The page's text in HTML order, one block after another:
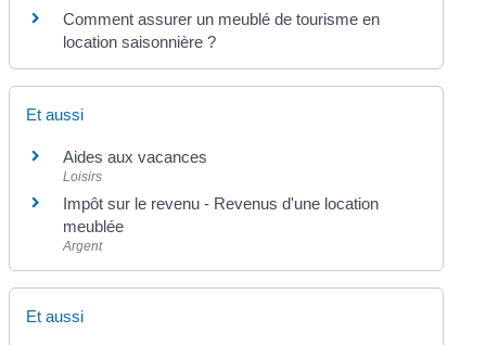
Comment assurer un meublé de tourisme en
location saisonnière ?
Et aussi
Aides aux vacances
Loisirs
Impôt sur le revenu - Revenus d'une location
meublée
Argent
Et aussi